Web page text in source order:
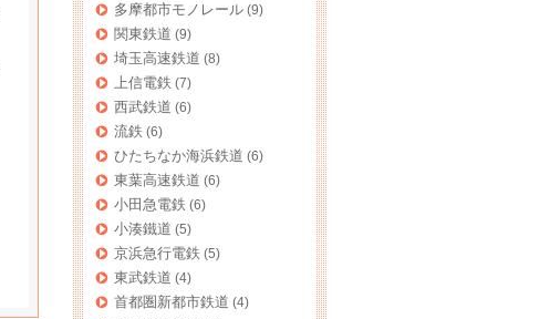
多摩都市モノレール (9)
関東鉄道 (9)
埼玉高速鉄道 (8)
上信電鉄 (7)
西武鉄道 (6)
流鉄 (6)
ひたちなか海浜鉄道 (6)
東葉高速鉄道 (6)
小田急電鉄 (6)
小湊鐵道 (5)
京浜急行電鉄 (5)
東武鉄道 (4)
首都圏新都市鉄道 (4)